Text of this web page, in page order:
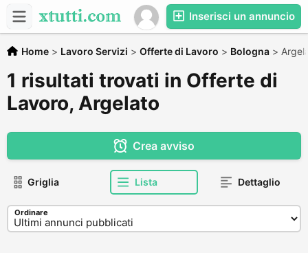
Inserisci un annuncio
Home > Lavoro Servizi > Offerte di Lavoro > Bologna >
1 risultati trovati in Offerte di
Lavoro, Argelato
Crea avviso
Griglia Lista Dettaglio
Ordinare